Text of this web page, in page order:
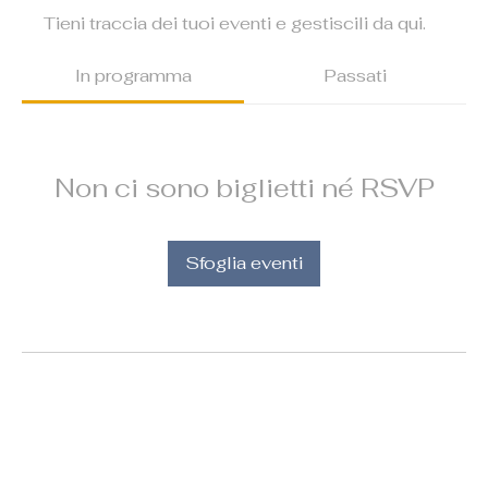
Tieni traccia dei tuoi eventi e gestiscili da qui.
In programma Passati
Non ci sono biglietti né RSVP
Sfoglia eventi